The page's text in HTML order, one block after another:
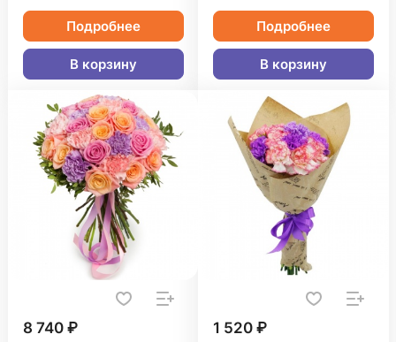
Подробнее
В корзину
Подробнее
В корзину
8 740 ₽ 1 520 ₽